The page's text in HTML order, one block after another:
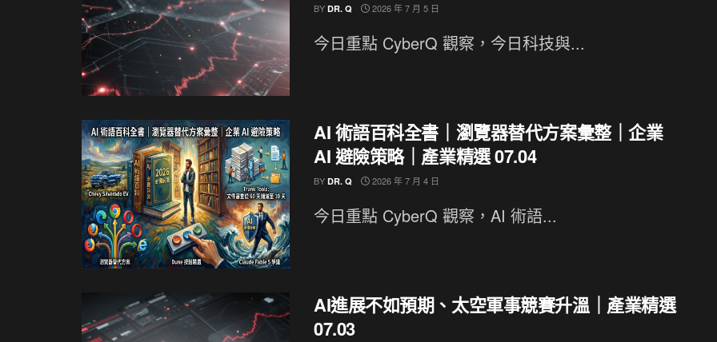
BY DR. Q 2026 年 7 月 5 日
今日重點 CyberQ 觀察，今日科技與...
AI 術語百科全書｜瀏覽器替代方案彙整｜企業
AI 避險策略｜產業精選 07.04
BY DR. Q 2026 年 7 月 4 日
今日重點 CyberQ 觀察，AI 術語...
AI進展不如預期、太空軍事競賽升溫｜產業精選
07.03